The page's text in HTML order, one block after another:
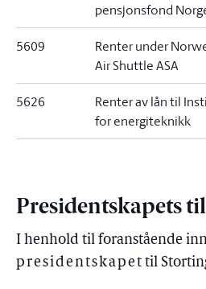
pensjonsfond
5609
Renter under
Air Shuttle ASA
5626
Renter av lån til
for energiteknikk
Presidentskapets
I henhold til foranstående
presidentskapet til